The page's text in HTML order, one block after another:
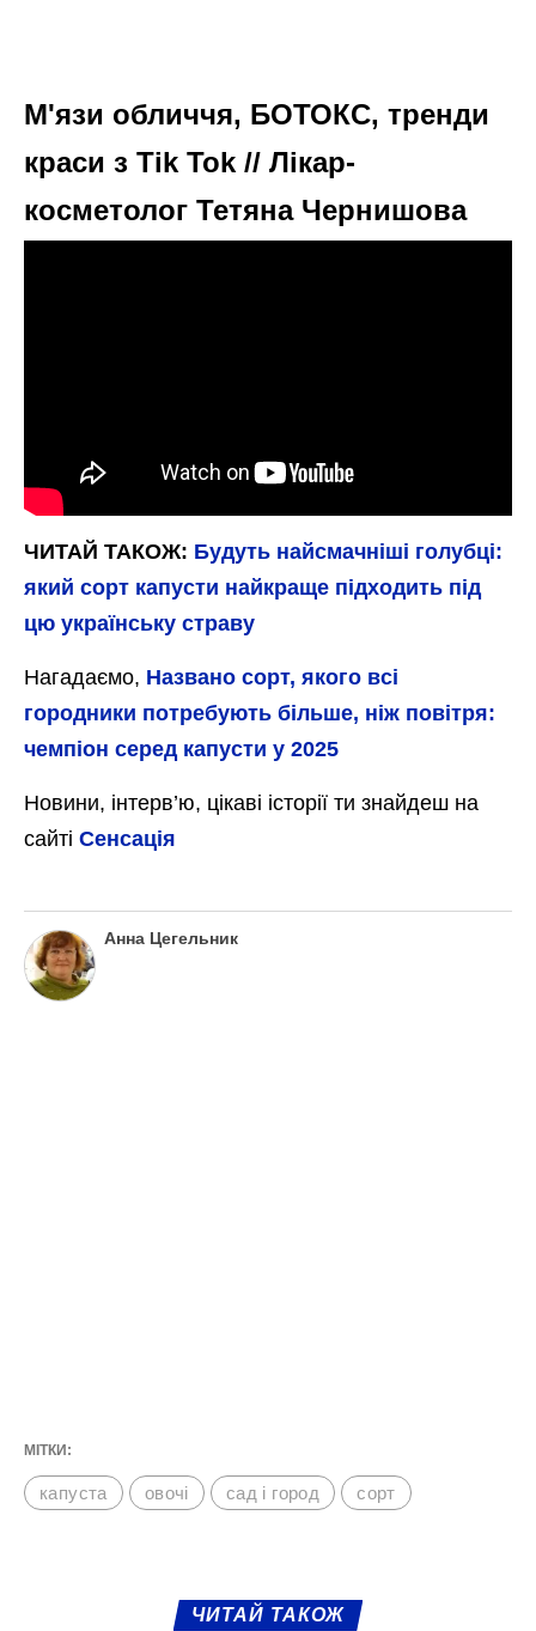
М'язи обличчя, БОТОКС, тренди
краси з Tik Tok // Лікар-
косметолог Тетяна Чернишова
ЧИТАЙ ТАКОЖ: Будуть найсмачніші голубці:
який сорт капусти найкраще підходить під
цю українську страву
Нагадаємо, Названо сорт, якого всі
городники потребують більше, ніж повітря:
чемпіон серед капусти у 2025
Новини, інтерв’ю, цікаві історії ти знайдеш на
сайті Сенсація
Анна Цегельник
МІТКИ:
капуста овочі сад і город сорт
ЧИТАЙ ТАКОЖ